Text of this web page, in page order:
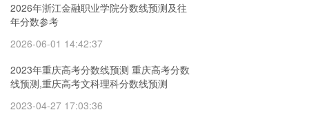
2026年浙江金融职业学院分数线预测及往
年分数参考
2026-06-01 14:42:37
2023年重庆高考分数线预测 重庆高考分数
线预测,重庆高考文科理科分数线预测
2023-04-27 17:03:36